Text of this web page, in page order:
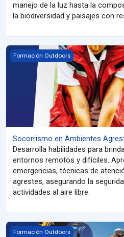
manejo de la luz hasta la
la biodiversidad y paisajes con
Socorrismo en Ambientes
Formación Outdoors
Socorrismo en Ambientes
Desarrolla habilidades para
entornos remotos y difíciles.
emergencias, técnicas de
agrestes, asegurando la
actividades al aire libre.
Meteorología para Ambientes
Formación Outdoors